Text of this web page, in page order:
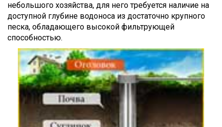
небольшого хозяйства, для него требуется наличие на
доступной глубине водоноса из достаточно крупного
песка, обладающего высокой фильтрующей
способностью.